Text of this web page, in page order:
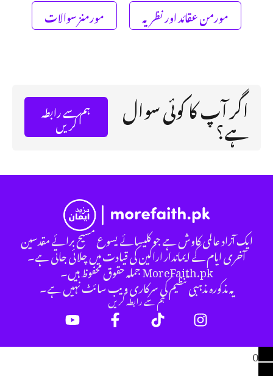
مورمن عقائد اور نظریہ
مورمنز سوالات
اگر آپ کا کوئی سوال
ہے؟ ہم سے رابطہ
کریں
ایک آزاد عالمی کاوش ہے جو کلیسائے یسوع مسیح برائے مقدسین
آخری ایام کے ایماندار اراکین کی قیادت میں چلائی جاتی ہے۔
MoreFaith.pk جملہ حقوق محفوظ ہیں۔
یہ مذکورہ مذہبی تنظیم کی سرکاری ویب سائٹ نہیں ہے۔
ہم سے رابطہ کریں
0